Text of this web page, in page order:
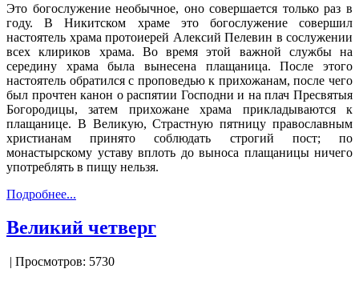
Это богослужение необычное, оно совершается только раз в
году. В Никитском храме это богослужение совершил
настоятель храма протоиерей Алексий Пелевин в сослужении
всех клириков храма. Во время этой важной службы на
середину храма была вынесена плащаница. После этого
настоятель обратился с проповедью к прихожанам, после чего
был прочтен канон о распятии Господни и на плач Пресвятыя
Богородицы, затем прихожане храма прикладываются к
плащанице. В Великую, Страстную пятницу православным
христианам принято соблюдать строгий пост; по
монастырскому уставу вплоть до выноса плащаницы ничего
употреблять в пищу нельзя.
Подробнее...
Великий четверг
| Просмотров: 5730